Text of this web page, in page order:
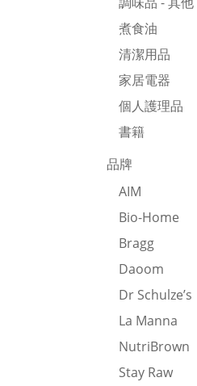
煮食油
清潔用品
家居電器
個人護理品
書籍
品牌
AIM
Bio-Home
Bragg
Daoom
Dr Schulze’s
La Manna
NutriBrown
Stay Raw